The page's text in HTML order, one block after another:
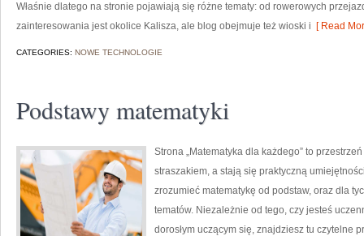
Właśnie dlatego na stronie pojawiają się różne tematy: od rowerowych
zainteresowania jest okolice Kalisza, ale blog obejmuje też wioski i [ Read
CATEGORIES: NOWE TECHNOLOGIE
Podstawy matematyki
Strona „Matematyka dla każdego” to
straszakiem, a stają się praktyczną
zrozumieć matematykę od podstaw, oraz dla
tematów. Niezależnie od tego, czy jesteś
dorosłym uczącym się, znajdziesz tu czytelne